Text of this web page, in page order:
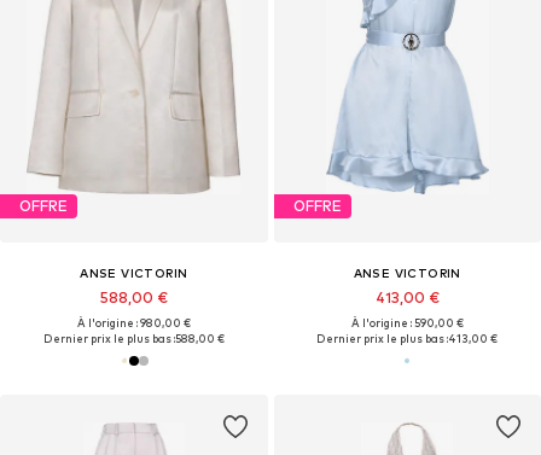
OFFRE
ANSE VICTORIN
588,00 €
À l'origine : 980,00 €
Dernier prix le plus bas :588,00 €
OFFRE
ANSE VICTORIN
413,00 €
À l'origine : 590,00 €
Dernier prix le plus bas :413,00 €